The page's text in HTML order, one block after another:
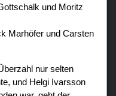
und Moritz
Marhöfer und Carsten
nur selten
und Helgi Ivarsson